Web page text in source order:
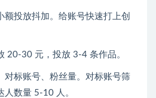
额投放抖加。给账号快速打上创
20-30 元，投放 3-4 条作品。
对标账号、粉丝量。对标账号筛
人数量 5-10 人。